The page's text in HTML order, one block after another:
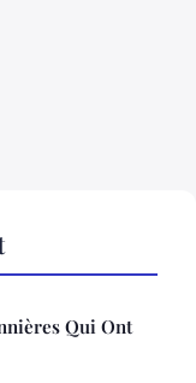
Qui Ont